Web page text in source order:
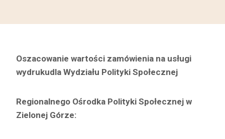
Oszacowanie wartości zamówienia na usługi
wydrukudla Wydziału Polityki Społecznej
Regionalnego Ośrodka Polityki Społecznej w
Zielonej Górze: